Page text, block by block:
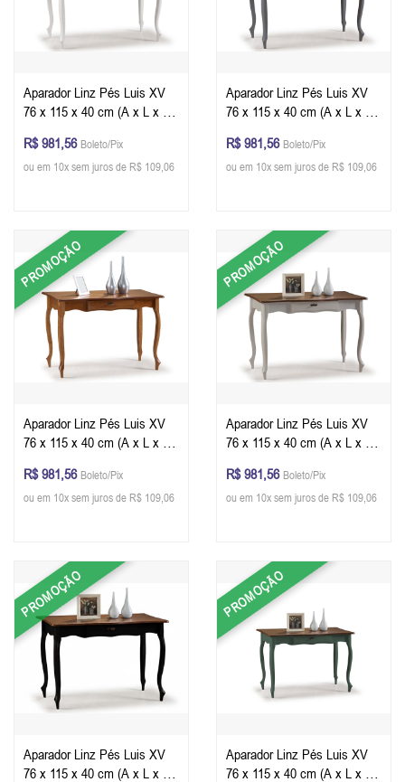
Aparador Linz Pés Luis XV
76 x 115 x 40 cm (A x L x P)
R$ 981,56 Boleto/Pix
ou em 10x sem juros de R$ 109,06
Aparador Linz Pés Luis XV
76 x 115 x 40 cm (A x L x P)
Glazer
R$ 981,56 Boleto/Pix
ou em 10x sem juros de R$ 109,06
PROMOÇÃO
Aparador Linz Pés Luis XV
76 x 115 x 40 cm (A x L x P)
R$ 981,56 Boleto/Pix
ou em 10x sem juros de R$ 109,06
PROMOÇÃO
Aparador Linz Pés Luis XV
76 x 115 x 40 cm (A x L x P)
Glazer
R$ 981,56 Boleto/Pix
ou em 10x sem juros de R$ 109,06
PROMOÇÃO
Aparador Linz Pés Luis XV
76 x 115 x 40 cm (A x L x P)
PROMOÇÃO
Aparador Linz Pés Luis XV
76 x 115 x 40 cm (A x L x P)